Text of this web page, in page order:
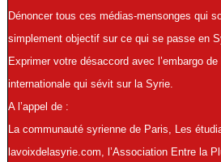
Dénoncer tous ces médias-mensonges qui
simplement objectif sur ce qui se passe en
Exprimer votre désaccord avec l’embargo
internationale qui sévit sur la Syrie.
A l’appel de :
La communauté syrienne de Paris, Les
lavoixdelasyrie.com, l’Association Entre la